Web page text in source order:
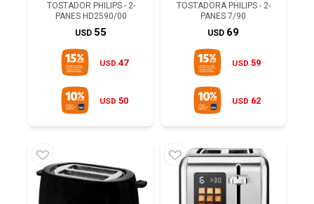
TOSTADOR PHILIPS - 2-
PANES HD2590/00
USD 55
USD 47
USD 50
TOSTADORA PHILIPS - 2-
PANES 7/90
USD 69
USD 59
USD 62